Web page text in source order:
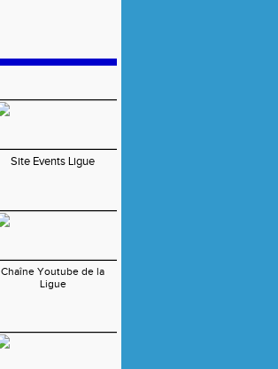
Site Events Ligue
Chaîne Youtube de la
Ligue